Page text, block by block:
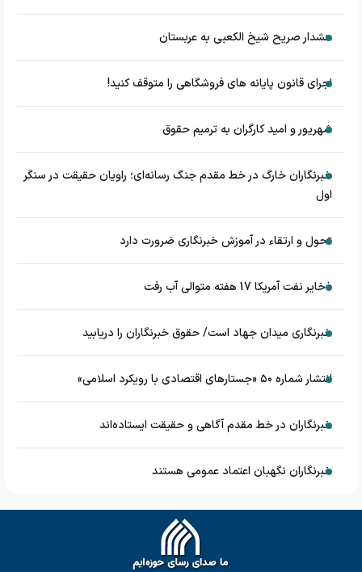
هشدار صریح شیخ الکعبی به عربستان
اجرای قانون پایانه های فروشگاهی را متوقف کنید!
شهریور و امید کارگران به ترمیم حقوق
خبرنگاران خارگ در خط مقدم جنگ رسانه‌ای؛ راویان حقیقت در سنگر
اول
تحول و ارتقاء در آموزش خبرنگاری ضرورت دارد
ذخایر نفت آمریکا 17 هفته متوالی آب رفت
خبرنگاری میدان جهاد است/ حقوق خبرنگاران را دریابید
انتشار شماره ۵۰ «جستارهای اقتصادی با رویکرد اسلامی»
خبرنگاران در خط مقدم آگاهی و حقیقت ایستاده‌اند
خبرنگاران نگهبان اعتماد عمومی هستند